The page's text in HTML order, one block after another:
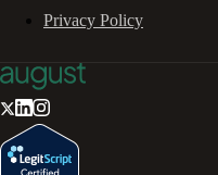
Privacy Policy